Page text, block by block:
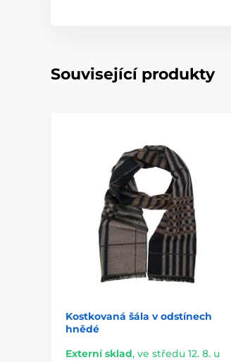
Související produkty
Kostkovaná šála v odstínech
hnědé
Externí sklad, ve středu 12. 8. u